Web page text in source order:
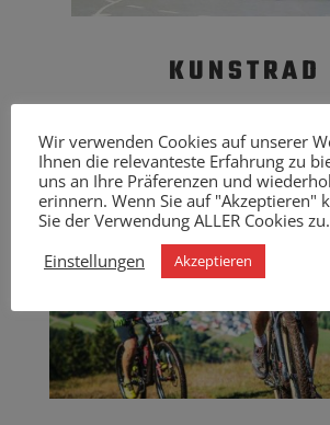
KUNSTRAD
Wir verwenden Cookies auf unserer
Ihnen die relevanteste Erfahrung zu
uns an Ihre Präferenzen und
erinnern. Wenn Sie auf "Akzeptieren"
Sie der Verwendung ALLER Cookies zu.
Einstellungen
Akzeptieren